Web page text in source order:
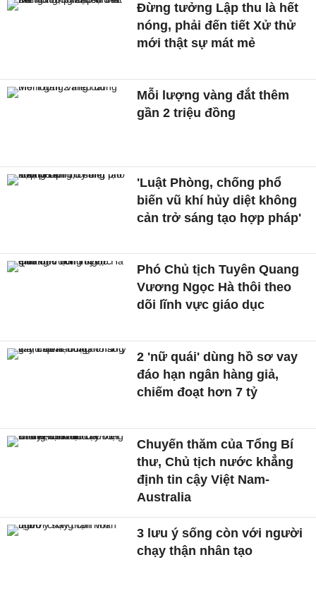
Đừng tưởng Lập thu là hết
nóng, phải đến tiết Xử thử
mới thật sự mát mẻ
Mỗi lượng vàng đắt thêm
gần 2 triệu đồng
'Luật Phòng, chống phổ
biến vũ khí hủy diệt không
cản trở sáng tạo hợp pháp'
Phó Chủ tịch Tuyên Quang
Vương Ngọc Hà thôi theo
dõi lĩnh vực giáo dục
2 'nữ quái' dùng hồ sơ vay
đáo hạn ngân hàng giả,
chiếm đoạt hơn 7 tỷ
Chuyến thăm của Tổng Bí
thư, Chủ tịch nước khẳng
định tin cậy Việt Nam-
Australia
3 lưu ý sống còn với người
chạy thận nhân tạo